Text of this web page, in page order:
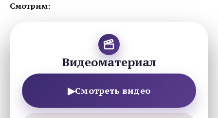
Смотрим:
Видеоматериал
▶Смотреть видео